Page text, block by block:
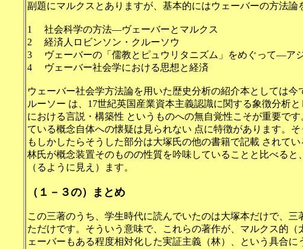
副題にマルクスとありますが、基本的にはウェーバーの方法論
1 社会科学の方法―ヴェーバーとマルクス
2 経済人ロビンソン・クルーソウ
3 ヴェーバーの「儒教とピュウリタニズム」をめぐって―ア
4 ヴェーバー社会学における思想と経済
ウェーバー社会学方法論を用いた歴史分析の紹介本としては
ルーソー は、17世紀英国産業資本主義認識に関する象徴分析
における言説・構築性 というものへの無自覚性こそが重要で
ている概念自体への懐疑は見られない 点に特徴があります。
もしかしたらそうした部分は大塚氏の他の書籍で記載 されて
林氏が概念装置そのものの性質を吟味していることと比べる
（るように見え）ます。
（１－３の）まとめ
この三著のうち、 学生時代に読んでいたのは大塚本だけで、
ただけです。そういう意味で、これらの著作が、マルクス的
ェーバーもある程度相対化した実証主義（林）、という具合